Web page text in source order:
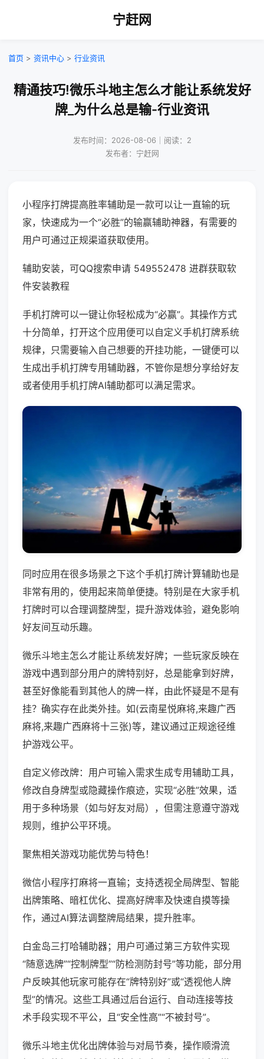
宁赶网
首页 > 资讯中心 > 行业资讯
精通技巧!微乐斗地主怎么才能让系统发好
牌_为什么总是输-行业资讯
发布时间：2026-08-06｜阅读：2
发布者：宁赶网
小程序打牌提高胜率辅助是一款可以让一直输的玩
家，快速成为一个“必胜”的输赢辅助神器，有需要的
用户可通过正规渠道获取使用。
辅助安装，可QQ搜索申请 549552478 进群获取软
件安装教程
手机打牌可以一键让你轻松成为“必赢”。其操作方式
十分简单，打开这个应用便可以自定义手机打牌系统
规律，只需要输入自己想要的开挂功能，一键便可以
生成出手机打牌专用辅助器，不管你是想分享给好友
或者使用手机打牌AI辅助都可以满足需求。
同时应用在很多场景之下这个手机打牌计算辅助也是
非常有用的，使用起来简单便捷。特别是在大家手机
打牌时可以合理调整牌型，提升游戏体验，避免影响
好友间互动乐趣。
微乐斗地主怎么才能让系统发好牌；一些玩家反映在
游戏中遇到部分用户的牌特别好，总是能拿到好牌，
甚至好像能看到其他人的牌一样，由此怀疑是不是有
挂？确实存在此类外挂。如(云南星悦麻将,来趣广西
麻将,来趣广西麻将十三张)等，建议通过正规途径维
护游戏公平。
自定义修改牌：用户可输入需求生成专用辅助工具，
修改自身牌型或隐藏操作痕迹，实现“必胜”效果，适
用于多种场景（如与好友对局），但需注意遵守游戏
规则，维护公平环境。
聚焦相关游戏功能优势与特色！
微信小程序打麻将一直输；支持透视全局牌型、智能
出牌策略、暗杠优化、提高好牌率及快速自摸等操
作，通过AI算法调整牌局结果，提升胜率。
白金岛三打哈辅助器；用户可通过第三方软件实现
“随意选牌”“控制牌型”“防检测防封号”等功能，部分用
户反映其他玩家可能存在“牌特别好”或“透视他人牌
型”的情况。这些工具通过后台运行、自动连接等技
术手段实现不平公，且“安全性高”“不被封号”。
微乐斗地主优化出牌体验与对局节奏，操作顺滑流